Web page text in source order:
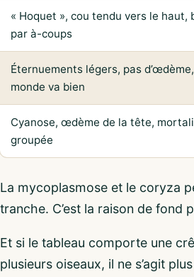
« Hoquet », cou tendu vers le haut,
par à-coups
Éternuements légers, pas
monde va bien
Cyanose, œdème de la tête,
groupée
La mycoplasmose et le coryza
tranche. C’est la raison de fond
Et si le tableau comporte une
plusieurs oiseaux, il ne s’agit